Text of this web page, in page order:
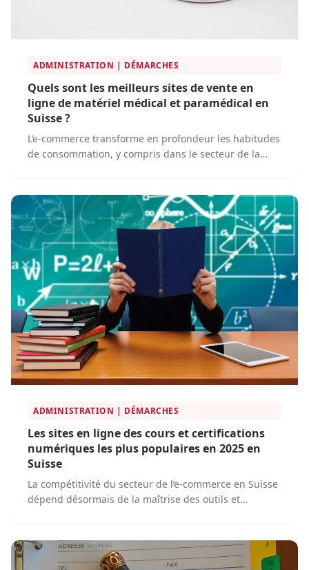
ADMINISTRATION | DÉMARCHES
Quels sont les meilleurs sites de vente en
ligne de matériel médical et paramédical en
Suisse ?
L’e-commerce transforme en profondeur les habitudes
de consommation, y compris dans le secteur de la
par l’essor de plateformes spécialisées qui simplifient
l’accès aux produits de santé pour les professionnels
et les particuliers.
ADMINISTRATION | DÉMARCHES
Les sites en ligne des cours et certifications
numériques les plus populaires en 2025 en
Suisse
La compétitivité du secteur de l’e-commerce en Suisse
dépend désormais de la maîtrise des outils et